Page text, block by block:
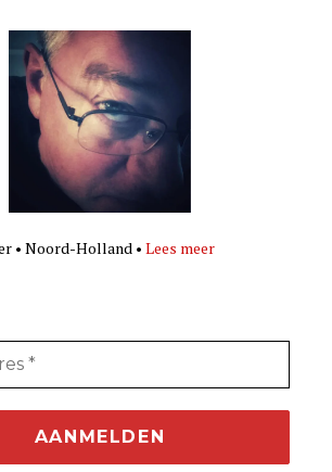
• Noord-Holland •Lees meer